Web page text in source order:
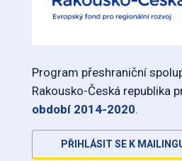
Program přeshraniční
Rakousko-Česká republika
období 2014-2020.
PŘIHLÁSIT SE K